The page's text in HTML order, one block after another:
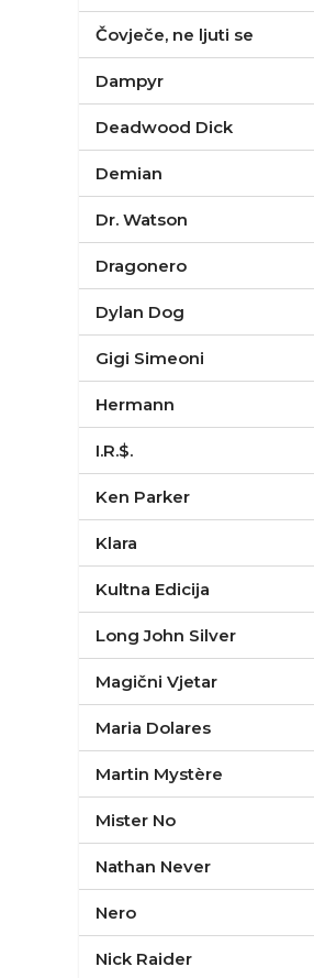
Čovječe, ne ljuti se
Dampyr
Deadwood Dick
Demian
Dr. Watson
Dragonero
Dylan Dog
Gigi Simeoni
Hermann
I.R.$.
Ken Parker
Klara
Kultna Edicija
Long John Silver
Magični Vjetar
Maria Dolares
Martin Mystère
Mister No
Nathan Never
Nero
Nick Raider